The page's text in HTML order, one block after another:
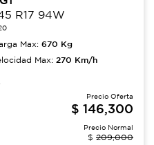
R17 94W
Max: 670 Kg
Max: 270 Km/h
Precio Oferta
$ 146,300
Precio Normal
$ 209,000